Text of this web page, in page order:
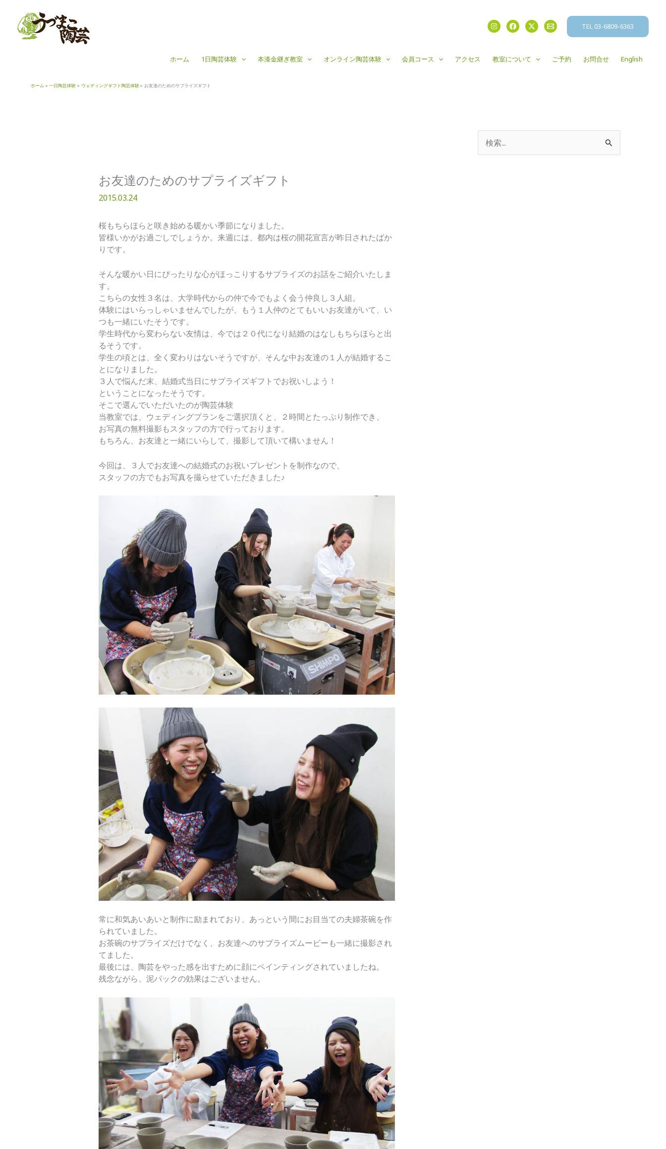
TEL 03-6809-6363
ホーム 1日陶芸体験 本漆金継ぎ教室 オンライン陶芸体験 会員コース アクセス 教室について ご予約 お問合せ English
ホーム 一日陶芸体験 ウェディングギフト陶芸体験 お友達のためのサプライズギフト
お友達のためのサプライズギフト
2015.03.24
桜もちらほらと咲き始める暖かい季節になりました。
皆様いかがお過ごしでしょうか。来週には、都内は桜の開花宣言が昨日されたばか
りです。
そんな暖かい日にぴったりな心がほっこりするサプライズのお話をご紹介いたしま
す。
こちらの女性３名は、大学時代からの仲で今でもよく会う仲良し３人組。
体験にはいらっしゃいませんでしたが、もう１人仲のとてもいいお友達がいて、い
つも一緒にいたそうです。
学生時代から変わらない友情は、今では２０代になり結婚のはなしもちらほらと出
るそうです。
学生の頃とは、全く変わりはないそうですが、そんな中お友達の１人が結婚するこ
とになりました。
３人で悩んだ末、結婚式当日にサプライズギフトでお祝いしよう！
ということになったそうです。
そこで選んでいただいたのが陶芸体験
当教室では、ウェディングプランをご選択頂くと、２時間とたっぷり制作でき、
お写真の無料撮影もスタッフの方で行っております。
もちろん、お友達と一緒にいらして、撮影して頂いて構いません！
今回は、３人でお友達への結婚式のお祝いプレゼントを制作なので、
スタッフの方でもお写真を撮らせていただきました♪
常に和気あいあいと制作に励まれており、あっという間にお目当ての夫婦茶碗を作
られていました。
お茶碗のサプライズだけでなく、お友達へのサプライズムービーも一緒に撮影され
てました。
最後には、陶芸をやった感を出すために顔にペインティングされていましたね。
残念ながら、泥パックの効果はございません。